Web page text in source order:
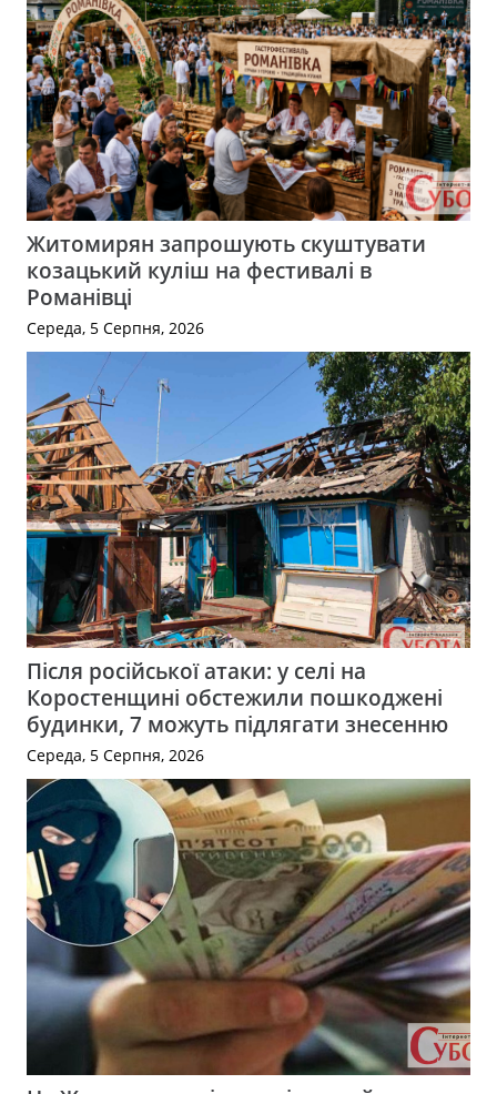
Житомирян запрошують скуштувати
козацький куліш на фестивалі в
Романівці
Середа, 5 Серпня, 2026
Після російської атаки: у селі на
Коростенщині обстежили пошкоджені
будинки, 7 можуть підлягати знесенню
Середа, 5 Серпня, 2026